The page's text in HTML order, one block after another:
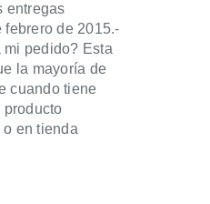
entregas
febrero de 2015.-
pedido? Esta
la mayoría de
cuando tiene
en tienda